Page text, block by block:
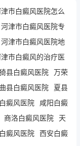
市白癜风医院怎么
河津市白癜风医院专
河津市白癜风医院地
市白癜风的治疗医
县白癜风医院 万荣
县白癜风医院 夏县
癜风医院 咸阳白癜
商洛白癜风医院 天
癜风医院 西安白癜